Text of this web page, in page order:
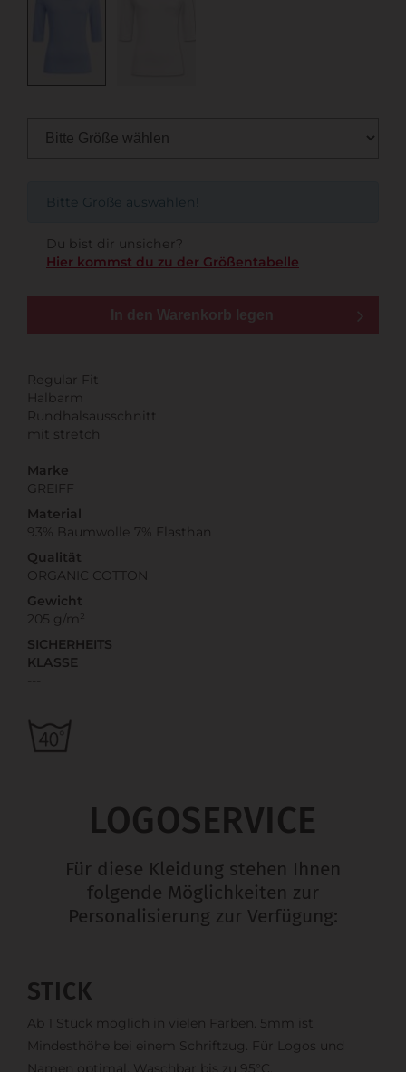
Bitte Größe auswählen!
Du bist dir unsicher?
Hier kommst du zu der Größentabelle
In den Warenkorb legen
Regular Fit
Halbarm
Rundhalsausschnitt
mit stretch
Marke
GREIFF
Material
93% Baumwolle 7% Elasthan
Qualität
ORGANIC COTTON
Gewicht
205 g/m²
SICHERHEITS
KLASSE
LOGOSERVICE
Für diese Kleidung stehen Ihnen
folgende Möglichkeiten zur
Personalisierung zur Verfügung:
STICK
Ab 1 Stück möglich in vielen Farben. 5mm ist
Mindesthöhe bei einem Schriftzug. Für Logos und
Namen optimal. Waschbar bis zu 95°C.